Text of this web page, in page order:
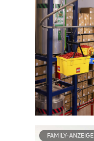
FAMILY-ANZEIGE